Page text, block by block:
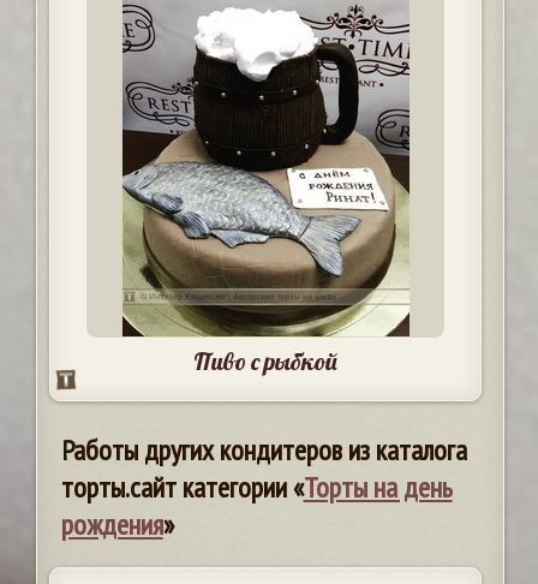
Пиво с рыбкой
Работы других кондитеров из каталога
торты.сайт категории «Торты на день
рождения»